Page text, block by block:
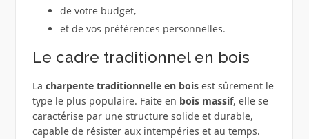
de votre budget,
et de vos préférences personnelles.
Le cadre traditionnel en bois
La charpente traditionnelle en boisest sûrement le
type le plus populaire. Faite en bois massif, elle se
caractérise par une structure solide et durable,
capable de résister aux intempéries et au temps.